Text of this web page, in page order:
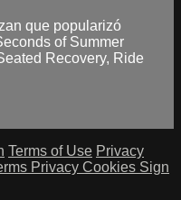
que popularizó
of Summer
Recovery, Ride
Terms of Use Privacy
Privacy Cookies Sign